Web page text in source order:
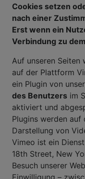
Cookies setzen
nach einer
Erst wenn ein
Verbindung zu
Auf unseren Seiten
auf der Plattform
ein Plugin von
des Benutzers im
aktiviert und
Plugins werden auf
Darstellung von
Vimeo ist ein
18th Street, New
Besuch unserer